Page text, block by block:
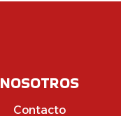
NOSOTROS
Contacto